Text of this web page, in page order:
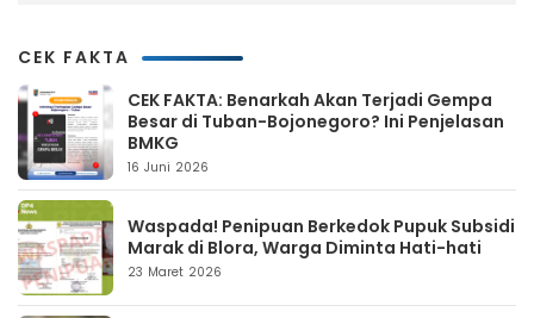
CEK FAKTA
CEK FAKTA: Benarkah Akan Terjadi Gempa
Besar di Tuban-Bojonegoro? Ini Penjelasan
BMKG
16 Juni 2026
Waspada! Penipuan Berkedok Pupuk Subsidi
Marak di Blora, Warga Diminta Hati-hati
23 Maret 2026